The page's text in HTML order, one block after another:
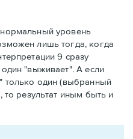
уровень
лишь тогда, когда
9 сразу
"выживает". А если
только один (выбранный
то результат иным быть и